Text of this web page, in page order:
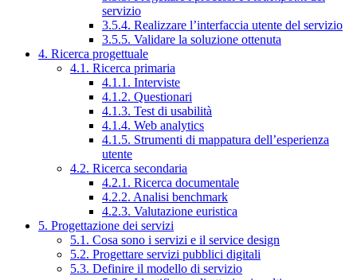
servizio
3.5.4. Realizzare l’interfaccia utente del servizio
3.5.5. Validare la soluzione ottenuta
4. Ricerca progettuale
4.1. Ricerca primaria
4.1.1. Interviste
4.1.2. Questionari
4.1.3. Test di usabilità
4.1.4. Web analytics
4.1.5. Strumenti di mappatura dell’esperienza
utente
4.2. Ricerca secondaria
4.2.1. Ricerca documentale
4.2.2. Analisi benchmark
4.2.3. Valutazione euristica
5. Progettazione dei servizi
5.1. Cosa sono i servizi e il service design
5.2. Progettare servizi pubblici digitali
5.3. Definire il modello di servizio